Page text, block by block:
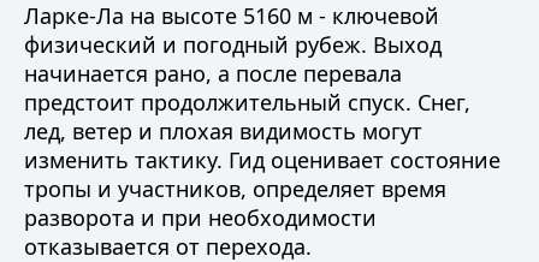
Ларке-Ла на высоте 5160 м - ключевой
физический и погодный рубеж. Выход
начинается рано, а после перевала
предстоит продолжительный спуск. Снег,
лед, ветер и плохая видимость могут
изменить тактику. Гид оценивает состояние
тропы и участников, определяет время
разворота и при необходимости
отказывается от перехода.